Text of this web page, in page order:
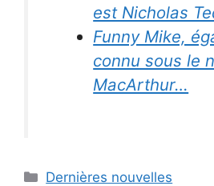
est Nicholas
Funny Mike,
connu sous le
MacArthur…
Categories
Dernières nouvelles